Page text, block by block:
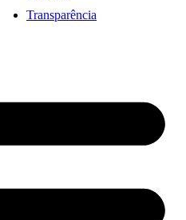
Transparência